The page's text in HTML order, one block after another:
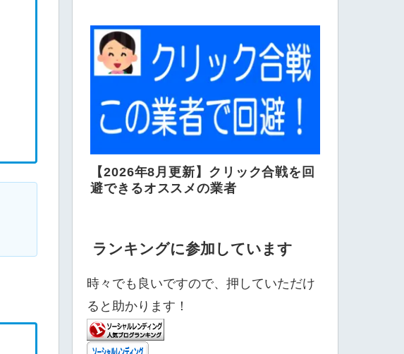
【2026年8月更新】クリック合戦を回
避できるオススメの業者
ランキングに参加しています
時々でも良いですので、押していただけ
ると助かります！